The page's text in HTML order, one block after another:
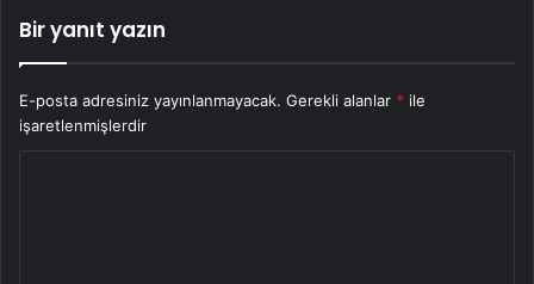
Bir yanıt yazın
E-posta adresiniz yayınlanmayacak. Gerekli alanlar * ile
işaretlenmişlerdir